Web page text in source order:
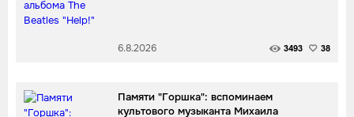
6.8.2026 3493 38
Памяти "Горшка": вспоминаем
культового музыканта Михаила